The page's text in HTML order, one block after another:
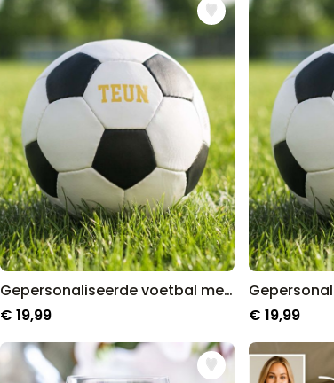
Gepersonaliseerde voetbal met naam
€ 19,99
€ 19,99